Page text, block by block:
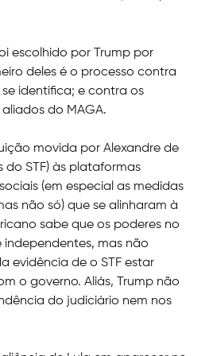
escolhido por Trump por
deles é o processo contra
identifica; e contra os
do MAGA.
movida por Alexandre de
do STF) às plataformas
(em especial as medidas
não só) que se alinharam à
sabe que os poderes no
independentes, mas não
evidência de o STF estar
o governo. Aliás, Trump não
do judiciário nem nos